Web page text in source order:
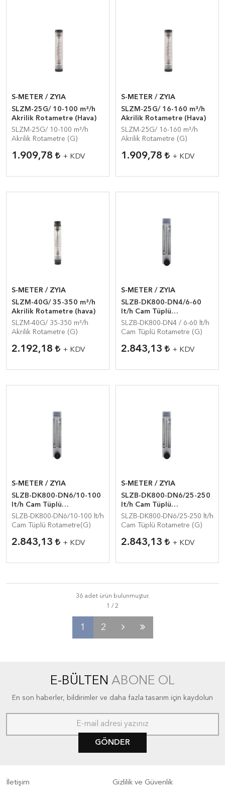
S-METER / ZYIA
SLZM-25G/ 10-100 m³/h
Akrilik Rotametre (Hava)
SLZM-25G/ 10-100 m³/h
Akrilik Rotametre (G)
1.909,78 + KDV
S-METER / ZYIA
SLZM-25G/ 16-160 m³/h
Akrilik Rotametre (Hava)
SLZM-25G/ 16-160 m³/h
Akrilik Rotametre (G)
1.909,78 + KDV
S-METER / ZYIA
SLZM-40G/ 35-350 m³/h
Akrilik Rotametre (hava)
SLZM-40G/ 35-350 m³/h
Akrilik Rotametre (G)
2.192,18 + KDV
S-METER / ZYIA
SLZB-DK800-DN4/6-60
lt/h Cam Tüplü
Rotametre(Hava)
SLZB-DK800-DN4 / 6-60 lt/h
Cam Tüplü Rotametre (G)
2.843,13 + KDV
S-METER / ZYIA
SLZB-DK800-DN6/10-100
lt/h Cam Tüplü
Rotamet(Hava)
SLZB-DK800-DN6/10-100 lt/h
Cam Tüplü Rotametre(G)
2.843,13 + KDV
S-METER / ZYIA
SLZB-DK800-DN6/25-250
lt/h Cam Tüplü
Rotamet(Hava)
SLZB-DK800-DN6/25-250 lt/h
Cam Tüplü Rotametre (G)
2.843,13 + KDV
36 adet ürün bulunmuştur.
1 2
E-BÜLTEN ABONE OL
En son haberler, bildirimler ve daha fazla tasarım için kaydolun
GÖNDER
İletişim Gizlilik ve Güvenlik